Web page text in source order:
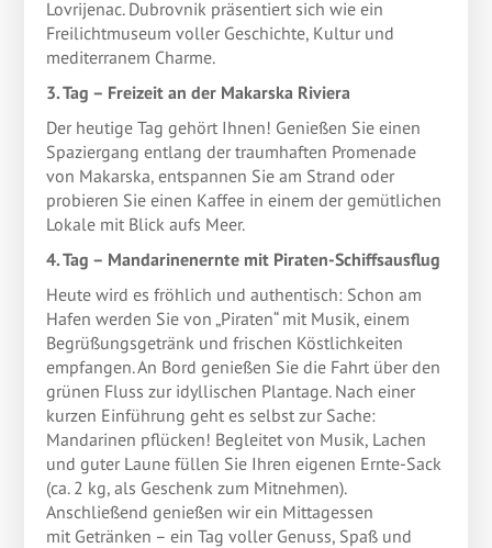
Lovrijenac. Dubrovnik präsentiert sich wie ein
Freilichtmuseum voller Geschichte, Kultur und
mediterranem Charme.
3. Tag – Freizeit an der Makarska Riviera
Der heutige Tag gehört Ihnen! Genießen Sie einen
Spaziergang entlang der traumhaften Promenade
von Makarska, entspannen Sie am Strand oder
probieren Sie einen Kaffee in einem der gemütlichen
Lokale mit Blick aufs Meer.
4. Tag – Mandarinenernte mit Piraten-Schiffsausflug
Heute wird es fröhlich und authentisch: Schon am
Hafen werden Sie von „Piraten“ mit Musik, einem
Begrüßungsgetränk und frischen Köstlichkeiten
empfangen. An Bord genießen Sie die Fahrt über den
grünen Fluss zur idyllischen Plantage. Nach einer
kurzen Einführung geht es selbst zur Sache:
Mandarinen pflücken! Begleitet von Musik, Lachen
und guter Laune füllen Sie Ihren eigenen Ernte-Sack
(ca. 2 kg, als Geschenk zum Mitnehmen).
Anschließend genießen wir ein Mittagessen
mit Getränken – ein Tag voller Genuss, Spaß und